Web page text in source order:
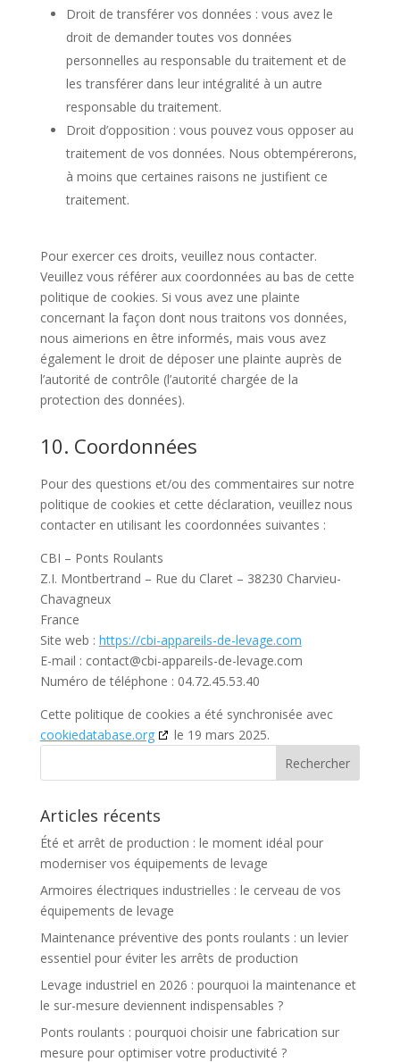
Droit de transférer vos données : vous avez le
droit de demander toutes vos données
personnelles au responsable du traitement et de
les transférer dans leur intégralité à un autre
responsable du traitement.
Droit d’opposition : vous pouvez vous opposer au
traitement de vos données. Nous obtempérerons,
à moins que certaines raisons ne justifient ce
traitement.
Pour exercer ces droits, veuillez nous contacter.
Veuillez vous référer aux coordonnées au bas de cette
politique de cookies. Si vous avez une plainte
concernant la façon dont nous traitons vos données,
nous aimerions en être informés, mais vous avez
également le droit de déposer une plainte auprès de
l’autorité de contrôle (l’autorité chargée de la
protection des données).
10. Coordonnées
Pour des questions et/ou des commentaires sur notre
politique de cookies et cette déclaration, veuillez nous
contacter en utilisant les coordonnées suivantes :
CBI – Ponts Roulants
Z.I. Montbertrand – Rue du Claret – 38230 Charvieu-
Chavagneux
France
Site web : https://cbi-appareils-de-levage.com
E-mail : contact@cbi-appareils-de-levage.com
Numéro de téléphone : 04.72.45.53.40
Cette politique de cookies a été synchronisée avec
cookiedatabase.org
le 19 mars 2025.
Articles récents
Été et arrêt de production : le moment idéal pour
moderniser vos équipements de levage
Armoires électriques industrielles : le cerveau de vos
équipements de levage
Maintenance préventive des ponts roulants : un levier
essentiel pour éviter les arrêts de production
Levage industriel en 2026 : pourquoi la maintenance et
le sur-mesure deviennent indispensables ?
Ponts roulants : pourquoi choisir une fabrication sur
mesure pour optimiser votre productivité ?